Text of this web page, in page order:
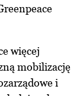
więcej
mobilizację
i